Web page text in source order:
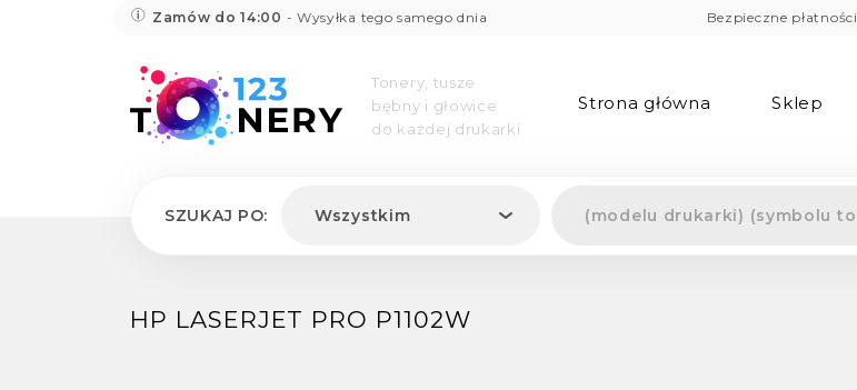
Zamów do 14:00 - Wysyłka tego samego dnia Bezpieczne płatności
Tonery, tusze
bębny i głowice
do każdej drukarki
Strona główna Sklep
SZUKAJ PO: Wszystkim
HP LASERJET PRO P1102W